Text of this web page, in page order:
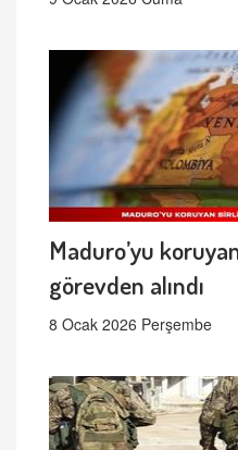
Maduro’yu
görevden alındı
8 Ocak 2026 Perşembe